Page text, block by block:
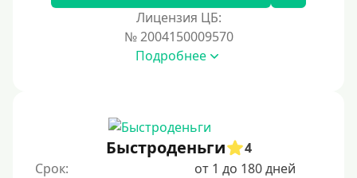
Для иностранных граждан Казахстана
Для иностранных граждан Кыргызстана
Для иностранных граждан Таджикистана
Для иностранных граждан Узбекистана
Для граждан СНГ
Лицензия ЦБ:
№ 2004150009570
Подробнее
Быстроденьги
4
Срок:
от 1 до 180 дней